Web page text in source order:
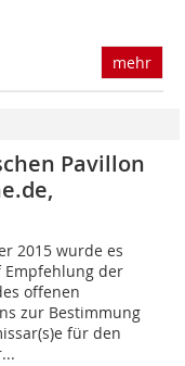
mehr
Pavillon
2015 wurde es
Empfehlung der
offenen
zur Bestimmung
für den